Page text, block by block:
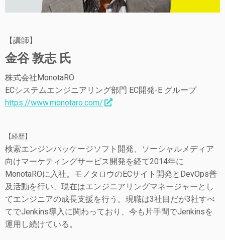
【講師】
金谷 敦志 氏
株式会社MonotaRO
ECシステムエンジニアリング部門 EC開発-E グループ
https://www.monotaro.com/
【経歴】
検索エンジンパッケージソフト開発、ソーシャルメディア
向けマーケティングサービス開発を経て2014年に
MonotaROに入社。モノタロウのECサイト開発とDevOps普
及活動を行い、現在はエンジニアリングマネージャーとし
てエンジニアの成長支援を行う。現職は3社目だが3社すべ
てでJenkins導入に関わっており、今も片手間でJenkinsを
運用し続けている。